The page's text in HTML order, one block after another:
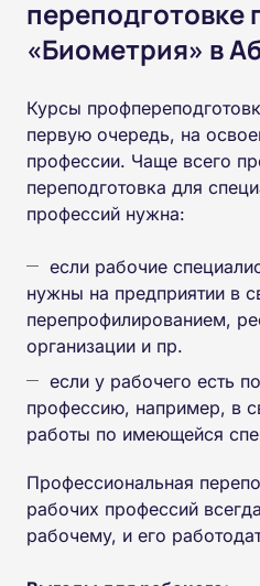
переподготовке
«Биометрия» в
Курсы
первую очередь, на
профессии. Чаще всего
переподготовка для
профессий нужна:
если рабочие
нужны на предприятии в
перепрофилированием,
организации и пр.
если у рабочего есть
профессию, например, в
работы по имеющейся
Профессиональная
рабочих профессий
рабочему, и его